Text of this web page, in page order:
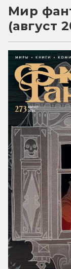
Мир
(август